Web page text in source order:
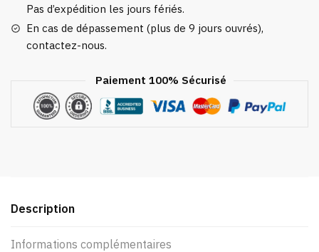
Pas d’expédition les jours fériés.
En cas de dépassement (plus de 9 jours ouvrés),
contactez-nous.
Paiement 100% Sécurisé
Description
Informations complémentaires